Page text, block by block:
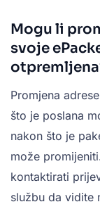
Mogu li
svoje
Promjena
što je poslana
nakon što je
može
kontaktirati
službu da vidite